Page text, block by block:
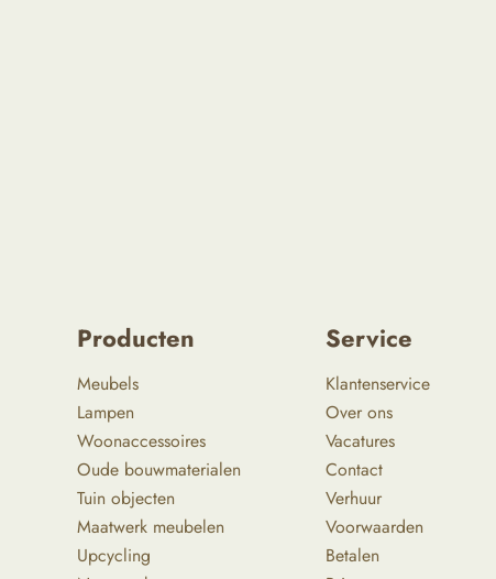
Producten
Meubels
Lampen
Woonaccessoires
Oude bouwmaterialen
Tuin objecten
Maatwerk meubelen
Upcycling
Service
Klantenservice
Over ons
Vacatures
Contact
Verhuur
Voorwaarden
Betalen